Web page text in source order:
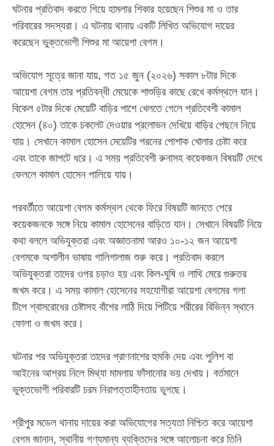
ঘটনার প্রতিবাদ করতে গিয়ে হামলার শিকার হয়েছেন শিশুর মা ও তার
পরিবারের সদস্যরা। এ ঘটনায় থানায় একটি লিখিত অভিযোগ দায়ের
করেছেন ভুক্তভোগী শিশুর মা আয়েশা বেগম।
‎​অভিযোগ সূত্রে জানা যায়, গত ১৫ জুন (২০২৬) সকাল ৮টার দিকে
আয়েশা বেগম তার প্রতিবন্ধী মেয়েকে শাশুড়ির কাছে রেখে কর্মস্থলে যান।
বিকেল ৫টার দিকে মেয়েটি বাড়ির পাশে খেলতে গেলে প্রতিবেশী কামাল
হোসেন (৪০) তাকে চকলেট দেওয়ার প্রলোভন দেখিয়ে বাড়ির পেছনে নিয়ে
যায়। সেখানে কামাল হোসেন মেয়েটির পরনের পোশাক খোলার চেষ্টা করে
এবং তাকে জাপটে ধরে। এ সময় প্রতিবেশী রুনাসহ কয়েকজন বিষয়টি দেখে
ফেললে কামাল হোসেন পালিয়ে যায়।
‎​পরবর্তীতে আয়েশা বেগম কর্মস্থল থেকে ফিরে বিষয়টি জানতে পেরে
কয়েকজনকে সঙ্গে নিয়ে কামাল হোসেনের বাড়িতে যান। সেখানে বিষয়টি নিয়ে
কথা বললে অভিযুক্তরা এবং অজ্ঞাতনামা আরও ১০-১২ জন আয়েশা
বেগমকে অশালীন ভাষায় গালিগালাজ শুরু করে। প্রতিবাদ করলে
অভিযুক্তরা তাদের ওপর চড়াও হয় এবং কিল-ঘুষি ও লাথি মেরে গুরুতর
জখম করে। এ সময় কামাল হোসেনের সহযোগীরা আয়েশা বেগমের গলা
টিপে শ্বাসরোধের চেষ্টাসহ বাঁশের লাঠি দিয়ে পিটিয়ে শরীরের বিভিন্ন স্থানে
ফোলা ও জখম করে।
‎​ঘটনার পর অভিযুক্তরা তাদের প্রাণনাশের হুমকি দেয় এবং পুলিশ বা
আইনের আশ্রয় নিলে মিথ্যা মামলায় ফাঁসানোর ভয় দেখায়। বর্তমানে
ভুক্তভোগী পরিবারটি চরম নিরাপত্তাহীনতায় ভুগছে।
‎​শ্রীপুর মডেল থানায় দায়ের করা অভিযোগের সত্যতা নিশ্চিত করে আয়েশা
বেগম জানান, স্থানীয় গণ্যমান্য ব্যক্তিদের সঙ্গে আলোচনা করে তিনি